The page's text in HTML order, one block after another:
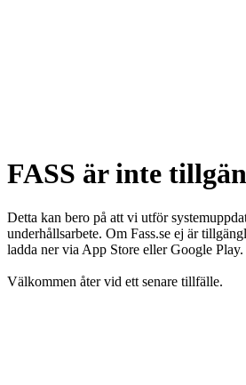
FASS är inte
Detta kan bero på att vi utför
underhållsarbete. Om Fass.se ej är
ladda ner via App Store eller Google Play.
Välkommen åter vid ett senare tillfälle.